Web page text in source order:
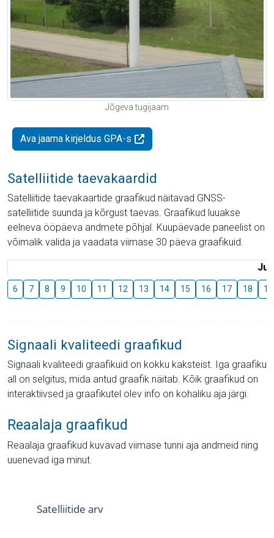
Jõgeva tugijaam
Ava jaama kirjeldus GPA-s
Satelliitide taevakaardid
Satelliitide taevakaartide graafikud näitavad GNSS-
satelliitide suunda ja kõrgust taevas. Graafikud luuakse
eelneva ööpäeva andmete põhjal. Kuupäevade paneelist on
võimalik valida ja vaadata viimase 30 päeva graafikuid.
6 7 8 9 10 11 12 13 14 15 16 17 18 19
Signaali kvaliteedi graafikud
Signaali kvaliteedi graafikuid on kokku kaksteist. Iga graafiku
all on selgitus, mida antud graafik näitab. Kõik graafikud on
interaktiivsed ja graafikutel olev info on kohaliku aja järgi.
Reaalaja graafikud
Reaalaja graafikud kuvavad viimase tunni aja andmeid ning
uuenevad iga minut.